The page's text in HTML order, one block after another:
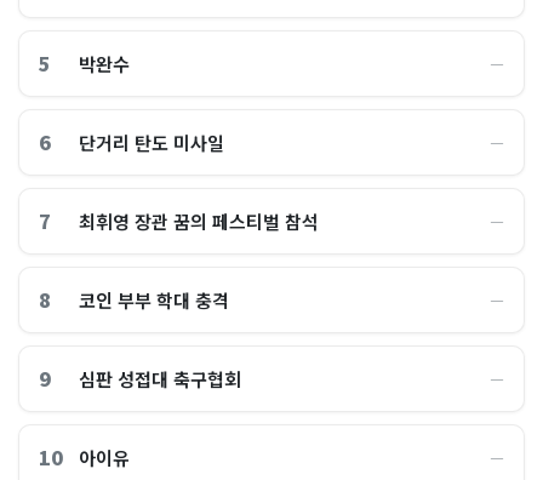
5 박완수 ―
6 단거리 탄도 미사일 ―
7 최휘영 장관 꿈의 페스티벌 참석 ―
8 코인 부부 학대 충격 ―
9 심판 성접대 축구협회 ―
10 아이유 ―